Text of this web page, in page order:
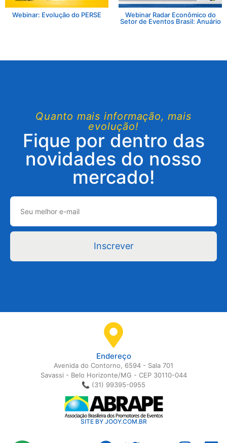
Webinar: Evolução do PERSE
Webinar Radar Econômico do
Setor de Eventos Brasil: Anuário
Quanto mais informação, mais
evolução!
Fique por dentro das
novidades do nosso
mercado!
Inscrever
Endereço
Avenida do Contorno, 6594 - Sala 701
Savassi - Belo Horizonte/MG - CEP 30110-044
📞 (31) 99395-0955
SITE BY JOOY.COM.BR